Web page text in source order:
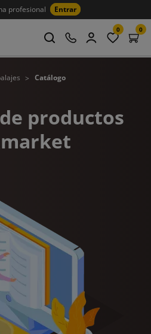
profesional Entrar
0 0
Catálogo
productos